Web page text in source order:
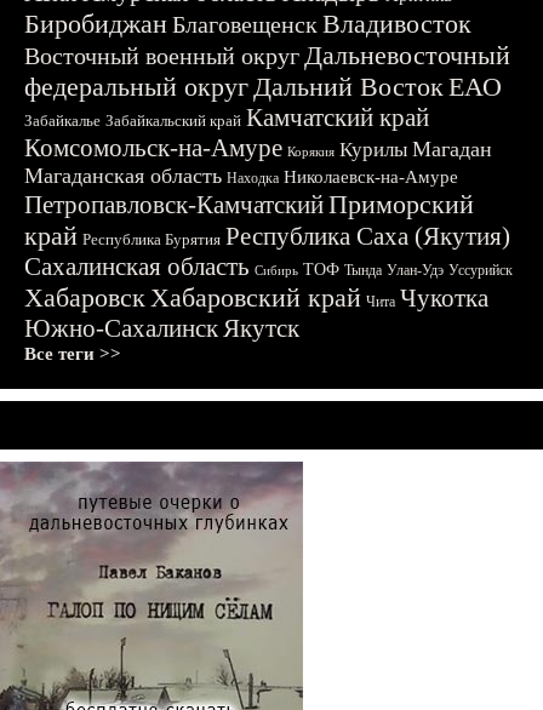
БиробиджанБлаговещенскВладивосток
Восточный военный округДальневосточный
федеральный округДальний ВостокЕАО
Забайкалье Забайкальский край Камчатский край
Комсомольск-на-Амуре Корякия Курилы Магадан
Магаданская область Находка Николаевск-на-Амуре
Петропавловск-КамчатскийПриморский
край Республика Бурятия Республика Саха (Якутия)
Сахалинская область Сибирь ТОФ Тында Улан-Удэ Уссурийск
ХабаровскХабаровский край Чита Чукотка
Южно-СахалинскЯкутск
Все теги >>